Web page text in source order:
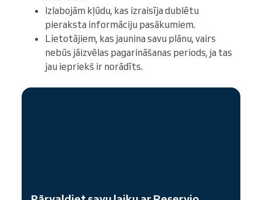
Izlabojām kļūdu, kas izraisīja dublētu
pieraksta informāciju pasākumiem.
Lietotājiem, kas jaunina savu plānu, vairs
nebūs jāizvēlas pagarināšanas periods, ja tas
jau iepriekš ir norādīts.